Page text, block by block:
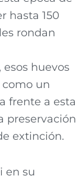
hasta 150
rondan
huevos
como un
frente a esta
preservación
extinción.
en su